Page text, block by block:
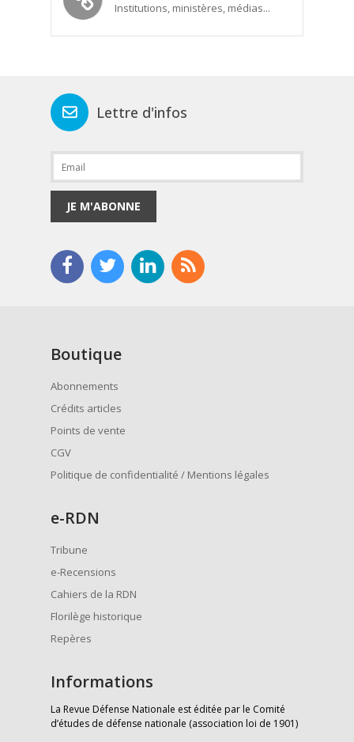
Institutions, ministères, médias...
Lettre d'infos
JE M'ABONNE
Boutique
Abonnements
Crédits articles
Points de vente
CGV
Politique de confidentialité / Mentions légales
e-RDN
Tribune
e-Recensions
Cahiers de la RDN
Florilège historique
Repères
Informations
La Revue Défense Nationale est éditée par le Comité
d’études de défense nationale (association loi de 1901)